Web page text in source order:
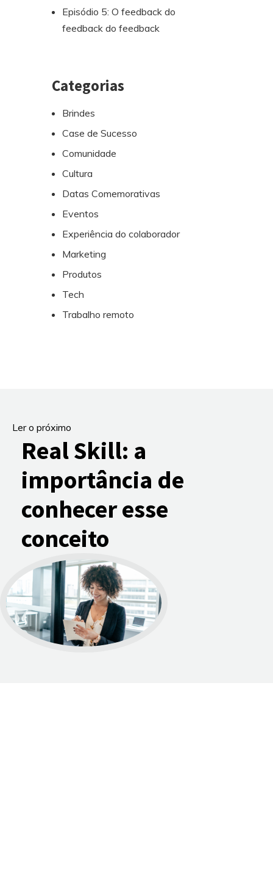
Episódio 5: O feedback do
feedback do feedback
Categorias
Brindes
Case de Sucesso
Comunidade
Cultura
Datas Comemorativas
Eventos
Experiência do colaborador
Marketing
Produtos
Tech
Trabalho remoto
Ler o próximo
Real Skill: a
importância de
conhecer esse
conceito